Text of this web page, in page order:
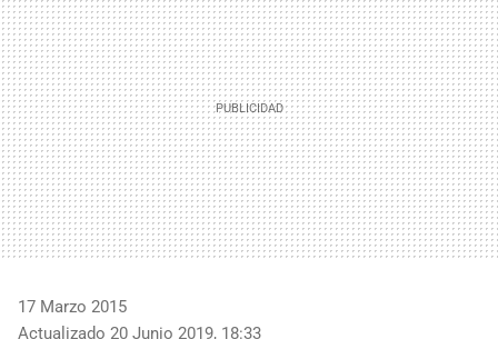
17 Marzo 2015
Actualizado 20 Junio 2019, 18:33